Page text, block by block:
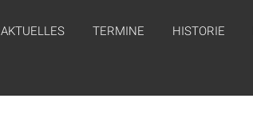
AKTUELLES TERMINE HISTORIE